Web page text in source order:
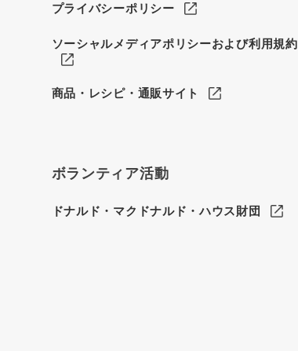
プライバシーポリシー
ソーシャルメディアポリシーおよび利用規約
商品・レシピ・通販サイト
ボランティア活動
ドナルド・マクドナルド・ハウス財団